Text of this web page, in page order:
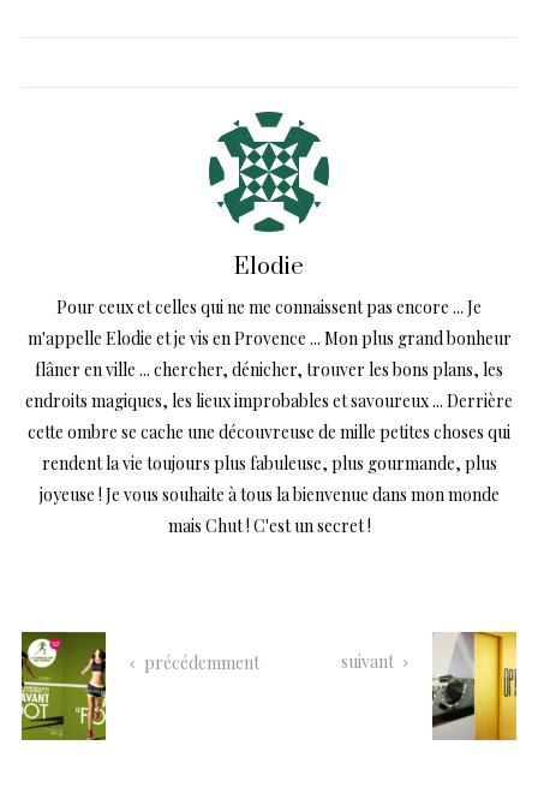
Elodie
Pour ceux et celles qui ne me connaissent pas encore ... Je
m'appelle Elodie et je vis en Provence ... Mon plus grand bonheur
flâner en ville ... chercher, dénicher, trouver les bons plans, les
endroits magiques, les lieux improbables et savoureux ... Derrière
cette ombre se cache une découvreuse de mille petites choses qui
rendent la vie toujours plus fabuleuse, plus gourmande, plus
joyeuse ! Je vous souhaite à tous la bienvenue dans mon monde
mais Chut ! C'est un secret !
précédemment suivant